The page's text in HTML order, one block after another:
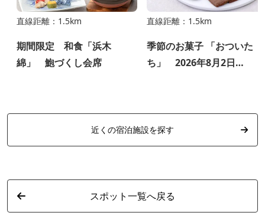
直線距離：1.5km
期間限定 和食「浜木
綿」 鮑づくし会席
直線距離：1.5km
季節のお菓子 「おついた
ち」 2026年8月2日
近くの宿泊施設を探す
スポット一覧へ戻る